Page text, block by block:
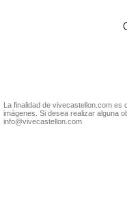
La finalidad de vivecastellon.com
imágenes. Si desea realizar alguna
info@vivecastellon.com